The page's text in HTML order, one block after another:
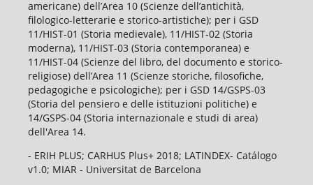
americane) dell’Area 10 (Scienze dell’antichità,
filologico-letterarie e storico-artistiche); per i GSD
11/HIST-01 (Storia medievale), 11/HIST-02 (Storia
moderna), 11/HIST-03 (Storia contemporanea) e
11/HIST-04 (Scienze del libro, del documento e storico-
religiose) dell’Area 11 (Scienze storiche, filosofiche,
pedagogiche e psicologiche); per i GSD 14/GSPS-03
(Storia del pensiero e delle istituzioni politiche) e
14/GSPS-04 (Storia internazionale e studi di area)
dell'Area 14.
- ERIH PLUS; CARHUS Plus+ 2018; LATINDEX- Catálogo
v1.0; MIAR - Universitat de Barcelona